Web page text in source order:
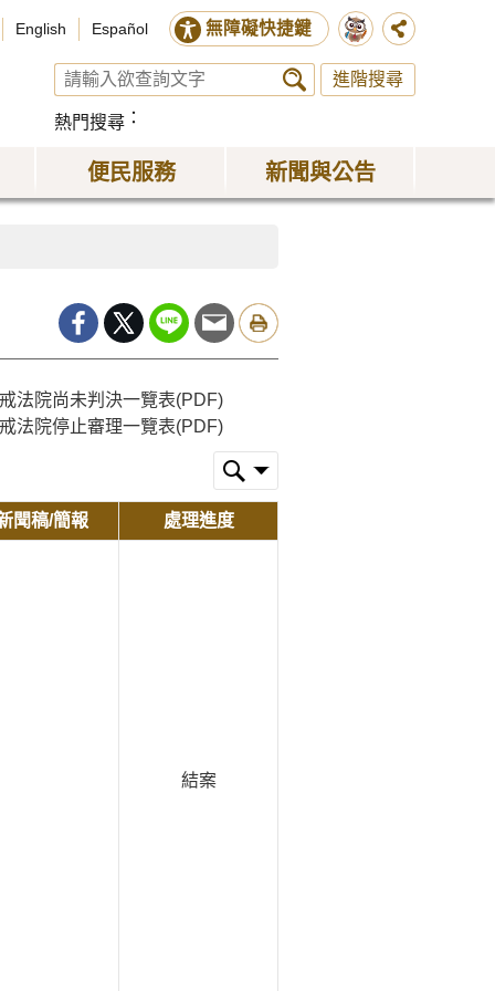
English Español 無障礙快捷鍵
進階搜尋
熱門搜尋
便民服務 新聞與公告
法院尚未判決一覽表(PDF)
法院停止審理一覽表(PDF)
聞稿/簡報 處理進度
結案